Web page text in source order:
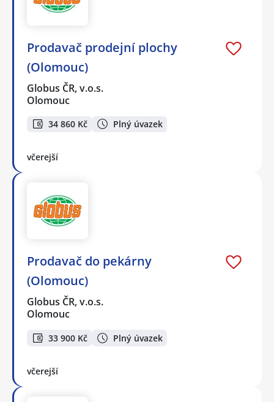
Prodavač prodejní plochy
(Olomouc)
Globus ČR, v.o.s.
Olomouc
34 860 Kč Plný úvazek
včerejší
Prodavač do pekárny
(Olomouc)
Globus ČR, v.o.s.
Olomouc
33 900 Kč Plný úvazek
včerejší